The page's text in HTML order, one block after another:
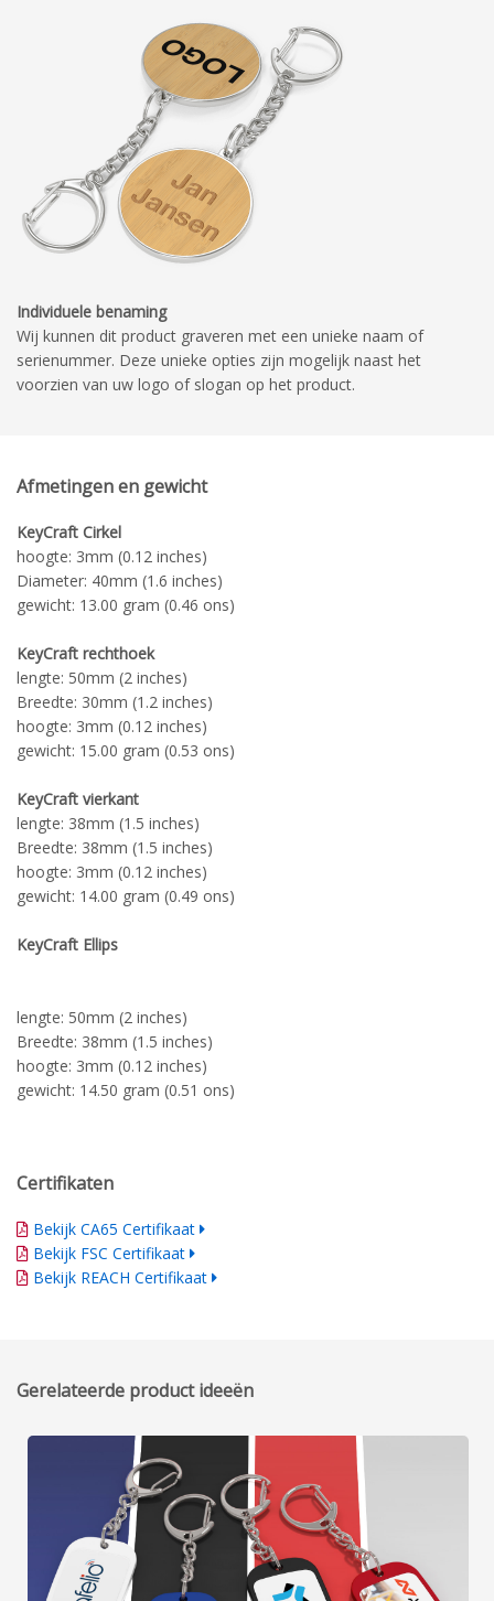
Individuele benaming
Wij kunnen dit product graveren met een unieke naam of
serienummer. Deze unieke opties zijn mogelijk naast het
voorzien van uw logo of slogan op het product.
Afmetingen en gewicht
KeyCraft Cirkel
hoogte: 3mm (0.12 inches)
Diameter: 40mm (1.6 inches)
gewicht: 13.00 gram (0.46 ons)
KeyCraft rechthoek
lengte: 50mm (2 inches)
Breedte: 30mm (1.2 inches)
hoogte: 3mm (0.12 inches)
gewicht: 15.00 gram (0.53 ons)
KeyCraft vierkant
lengte: 38mm (1.5 inches)
Breedte: 38mm (1.5 inches)
hoogte: 3mm (0.12 inches)
gewicht: 14.00 gram (0.49 ons)
KeyCraft Ellips
lengte: 50mm (2 inches)
Breedte: 38mm (1.5 inches)
hoogte: 3mm (0.12 inches)
gewicht: 14.50 gram (0.51 ons)
Certifikaten
Bekijk CA65 Certifikaat
Bekijk FSC Certifikaat
Bekijk REACH Certifikaat
Gerelateerde product ideeën